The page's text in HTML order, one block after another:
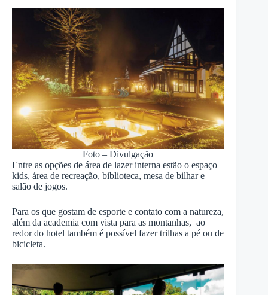
Foto – Divulgação
Entre as opções de área de lazer interna estão o espaço
kids, área de recreação, biblioteca, mesa de bilhar e
salão de jogos.
Para os que gostam de esporte e contato com a natureza,
além da academia com vista para as montanhas, ao
redor do hotel também é possível fazer trilhas a pé ou de
bicicleta.